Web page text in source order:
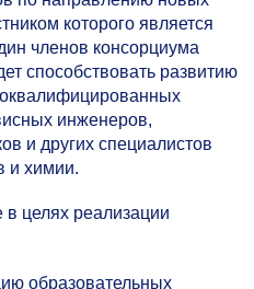
которого является
членов консорциума
способствовать развитию
инженеров,
и других специалистов
и химии.
целях реализации
образовательных